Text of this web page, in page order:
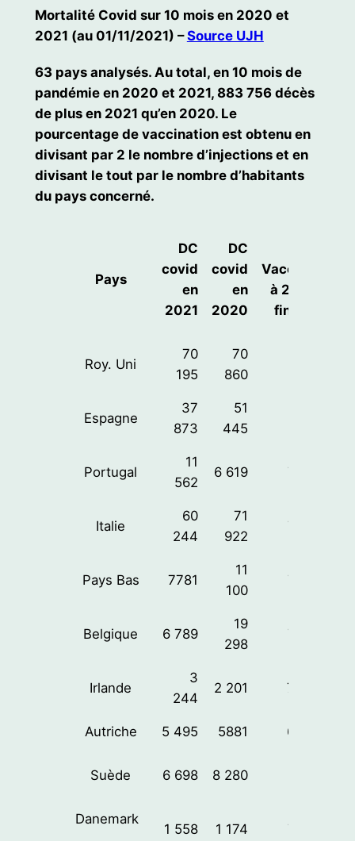
Mortalité Covid sur 10 mois en 2020 et
2021 (au 01/11/2021) –Source UJH
63 pays analysés. Au total, en 10 mois de
pandémie en 2020 et 2021, 883 756 décès
de plus en 2021 qu’en 2020. Le
pourcentage de vaccination est obtenu en
divisant par 2 le nombre d’injections et en
divisant le tout par le nombre d’habitants
du pays concerné.
Pays
DC
covid
en
2021
DC
covid
en
2020
Vaccination
à 2 doses
fin 2021
Roy. Uni
70
195
70
860
Espagne
37
873
51
445
Portugal
11
562
6 619 79%
Italie
60
244
71
922
74%
Pays Bas 7781
11
100
70%
Belgique 6 789
19
298
75%
Irlande
3
244
2 201 73%
Autriche 5 495 5881 64%
Suède 6 698 8 280
Danemark
1 558 1 174 76%